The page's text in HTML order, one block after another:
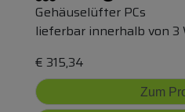
Gehäuselüfter PCs
lieferbar innerhalb von 3
€ 315,34
Zum